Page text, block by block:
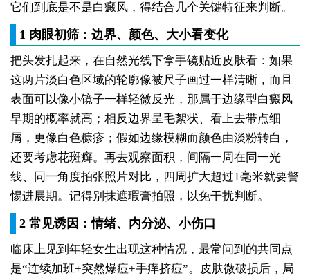
它们到底是不是白癜风，得结合几个关键特征来判断。
1 肉眼初筛：边界、颜色、大小看变化
把头发扎起来，在自然光线下拿手镜贴近皮肤看：如果
这两片淡白色区域的轮廓像被尺子画过一样清晰，而且
表面可以像小镜子一样轻微反光，那属于边缘型白癜风
早期的概率就高；相反边界呈毛絮状、看上去带点细
屑，更像白色糠疹；假如边缘模糊而颜色由淡粉转白，
还要考虑花斑癣。再去观察面积，间隔一周在同一光
线、同一角度拍张照片对比，四周扩大超过1毫米就要警
惕进展期。记得别抹遮瑕膏拍照，以免干扰判断。
2 常见诱因：情绪、内分泌、小伤口
临床上见到年轻女生出现这种情况，最常问到的共同点
是“连续加班+突然爆痘+手痒挤痘”。皮肤微破损后，局